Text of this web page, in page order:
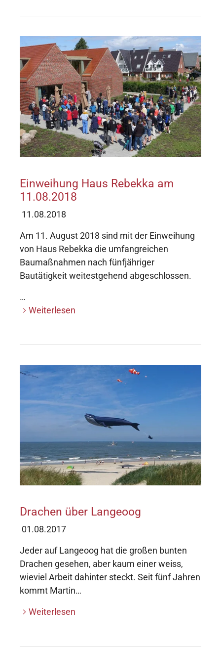
Einweihung Haus Rebekka am
11.08.2018
11.08.2018
Am 11. August 2018 sind mit der Einweihung
von Haus Rebekka die umfangreichen
Baumaßnahmen nach fünfjähriger
Bautätigkeit weitestgehend abgeschlossen.
…
Weiterlesen
Drachen über Langeoog
01.08.2017
Jeder auf Langeoog hat die großen bunten
Drachen gesehen, aber kaum einer weiss,
wieviel Arbeit dahinter steckt. Seit fünf Jahren
kommt Martin…
Weiterlesen